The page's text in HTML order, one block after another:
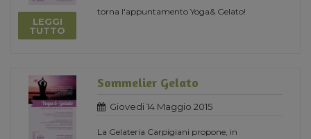
LEGGI
TUTTO
torna l'appuntamento Yoga& Gelato!
Sommelier Gelato
Giovedi 14 Maggio 2015
La Gelateria Carpigiani propone, in